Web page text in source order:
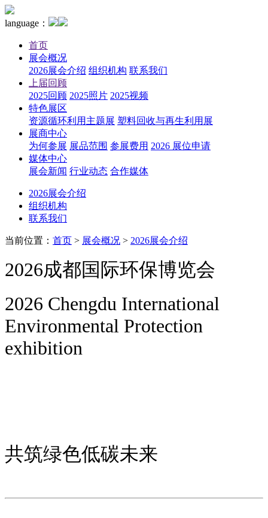
language：
首页
展会概况
2026展会介绍 组织机构 联系我们
上届回顾
2025回顾 2025照片 2025视频
特色展区
资源循环利用主题展 塑料回收与再生利用展
展商中心
为何参展 展品范围 参展费用 2026 展位申请
媒体中心
展会新闻 行业动态 合作媒体
2026展会介绍
组织机构
联系我们
当前位置： 首页 > 展会概况 > 2026展会介绍
2026成都国际环保博览会
2026 Chengdu International
Environmental Protection
exhibition
共筑绿色低碳未来